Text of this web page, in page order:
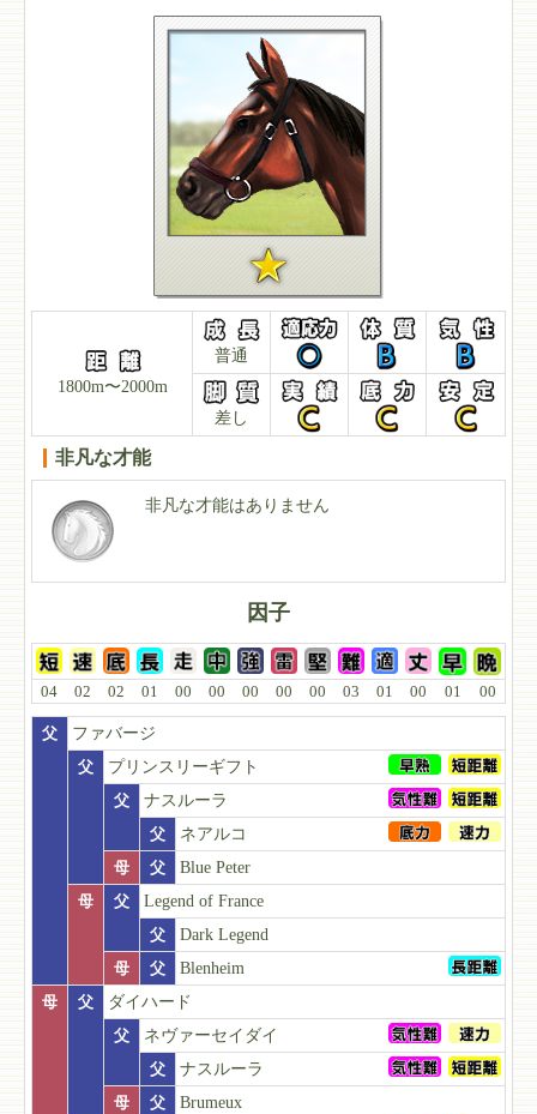
1800m〜2000m
普通
差し
非凡な才能
非凡な才能はありません
因子
04 02 02 01 00 00 00 00 00 03 01 00 01 00
父
ファバージ
父
プリンスリーギフト
父
ナスルーラ
父
ネアルコ
母
父
Blue Peter
母
父
Legend of France
父
Dark Legend
母
父
Blenheim
母
父
ダイハード
父
ネヴァーセイダイ
父
ナスルーラ
母
父
Brumeux